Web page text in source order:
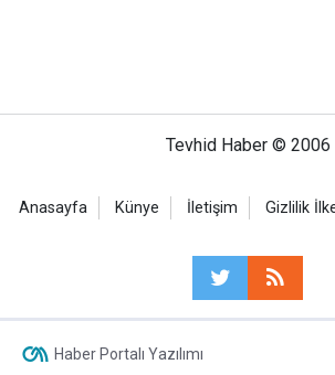
Tevhid Haber © 2006
Anasayfa Künye İletişim Gizlilik
Haber Portalı Yazılımı